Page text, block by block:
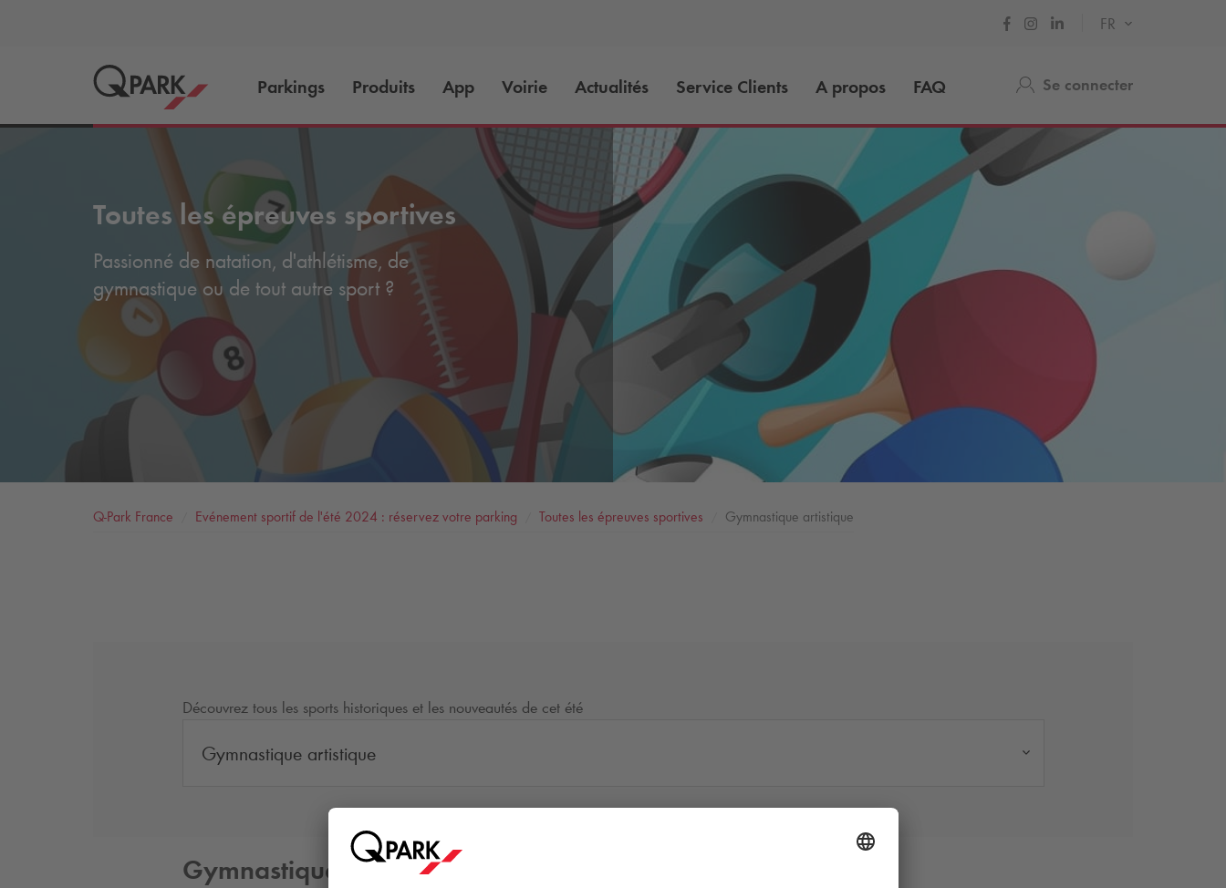
FR
Parkings Produits App Voirie Actualités Service Clients A propos FAQ Se connecter
Toutes les épreuves sportives
Passionné de natation, d'athlétisme, de
gymnastique ou de tout autre sport ?
Q-Park France Evénement sportif de l'été 2024 : réservez votre parking Toutes les épreuves sportives Gymnastique artistique
Découvrez tous les sports historiques et les nouveautés de cet été
Gymnastique artistique
Gymnastique artistique